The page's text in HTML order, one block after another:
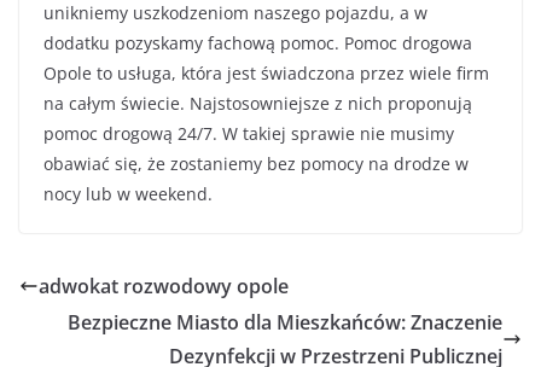
unikniemy uszkodzeniom naszego pojazdu, a w
dodatku pozyskamy fachową pomoc. Pomoc drogowa
Opole to usługa, która jest świadczona przez wiele firm
na całym świecie. Najstosowniejsze z nich proponują
pomoc drogową 24/7. W takiej sprawie nie musimy
obawiać się, że zostaniemy bez pomocy na drodze w
nocy lub w weekend.
adwokat rozwodowy opole
Bezpieczne Miasto dla Mieszkańców: Znaczenie
Dezynfekcji w Przestrzeni Publicznej